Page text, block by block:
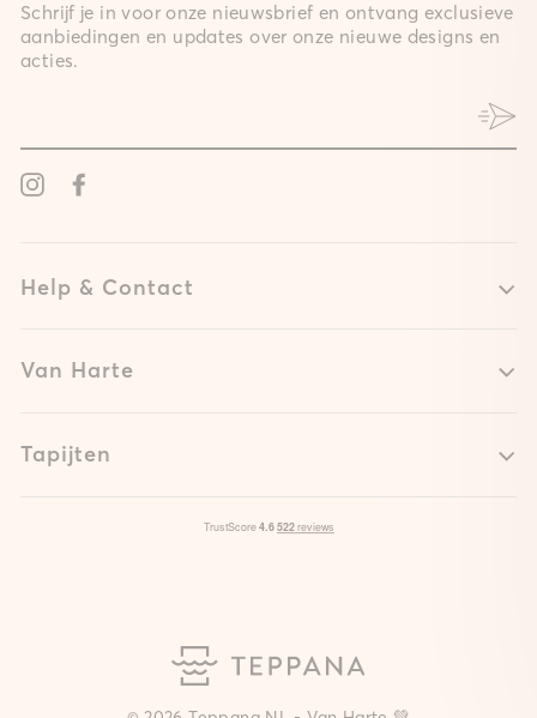
Help & Contact
Van Harte
Tapijten
Schrijf je in voor onze nieuwsbrief en ontvang exclusieve
aanbiedingen en updates over onze nieuwe designs en
acties.
Instagram